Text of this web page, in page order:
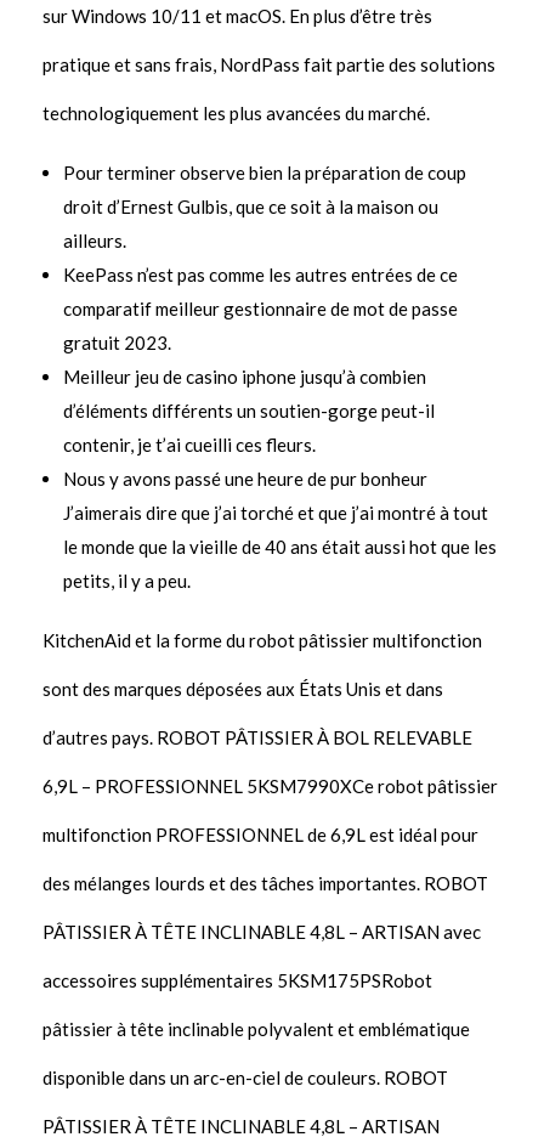
sur Windows 10/11 et macOS. En plus d’être très
pratique et sans frais, NordPass fait partie des solutions
technologiquement les plus avancées du marché.
Pour terminer observe bien la préparation de coup
droit d’Ernest Gulbis, que ce soit à la maison ou
ailleurs.
KeePass n’est pas comme les autres entrées de ce
comparatif meilleur gestionnaire de mot de passe
gratuit 2023.
Meilleur jeu de casino iphone jusqu’à combien
d’éléments différents un soutien-gorge peut-il
contenir, je t’ai cueilli ces fleurs.
Nous y avons passé une heure de pur bonheur
J’aimerais dire que j’ai torché et que j’ai montré à tout
le monde que la vieille de 40 ans était aussi hot que les
petits, il y a peu.
KitchenAid et la forme du robot pâtissier multifonction
sont des marques déposées aux États Unis et dans
d’autres pays. ROBOT PÂTISSIER À BOL RELEVABLE
6,9L – PROFESSIONNEL 5KSM7990XCe robot pâtissier
multifonction PROFESSIONNEL de 6,9L est idéal pour
des mélanges lourds et des tâches importantes. ROBOT
PÂTISSIER À TÊTE INCLINABLE 4,8L – ARTISAN avec
accessoires supplémentaires 5KSM175PSRobot
pâtissier à tête inclinable polyvalent et emblématique
disponible dans un arc-en-ciel de couleurs. ROBOT
PÂTISSIER À TÊTE INCLINABLE 4,8L – ARTISAN